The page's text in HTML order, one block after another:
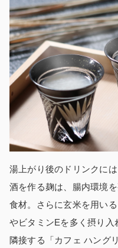
湯上がり後のドリンクに
酒を作る麹は、腸内環境
食材。さらに玄米を用い
やビタミンEを多く摂り入
隣接する「カフェ ハング